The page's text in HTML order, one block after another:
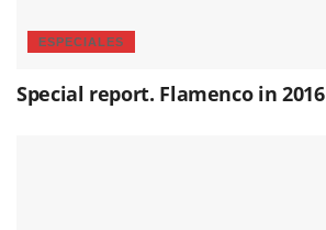
ESPECIALES
Special report. Flamenco in 2016